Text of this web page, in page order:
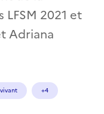
2021 et
Adriana
+4